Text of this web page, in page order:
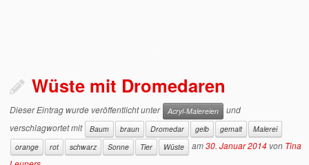
Wüste mit Dromedaren
Dieser Eintrag wurde veröffentlicht unter Acryl-Malereien
und
verschlagwortet mit
Baum braun Dromedar gelb gemalt
Malerei
orange
rot schwarz Sonne Tier Wüste am30. Januar 2014 von Tina